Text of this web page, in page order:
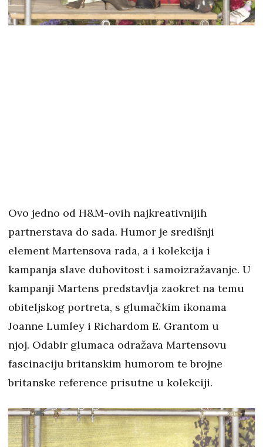
Ovo jedno od H&M-ovih najkreativnijih
partnerstava do sada. Humor je središnji
element Martensova rada, a i kolekcija i
kampanja slave duhovitost i samoizražavanje. U
kampanji Martens predstavlja zaokret na temu
obiteljskog portreta, s glumačkim ikonama
Joanne Lumley i Richardom E. Grantom u
njoj. Odabir glumaca odražava Martensovu
fascinaciju britanskim humorom te brojne
britanske reference prisutne u kolekciji.